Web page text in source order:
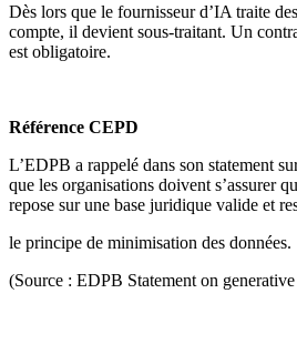
Dès lors que le fournisseur d’IA traite
compte, il devient sous-traitant. Un
est obligatoire.
Référence CEPD
L’EDPB a rappelé dans son statement
que les organisations doivent s’assurer
repose sur une base juridique valide et
le principe de minimisation des données.
(Source : EDPB Statement on